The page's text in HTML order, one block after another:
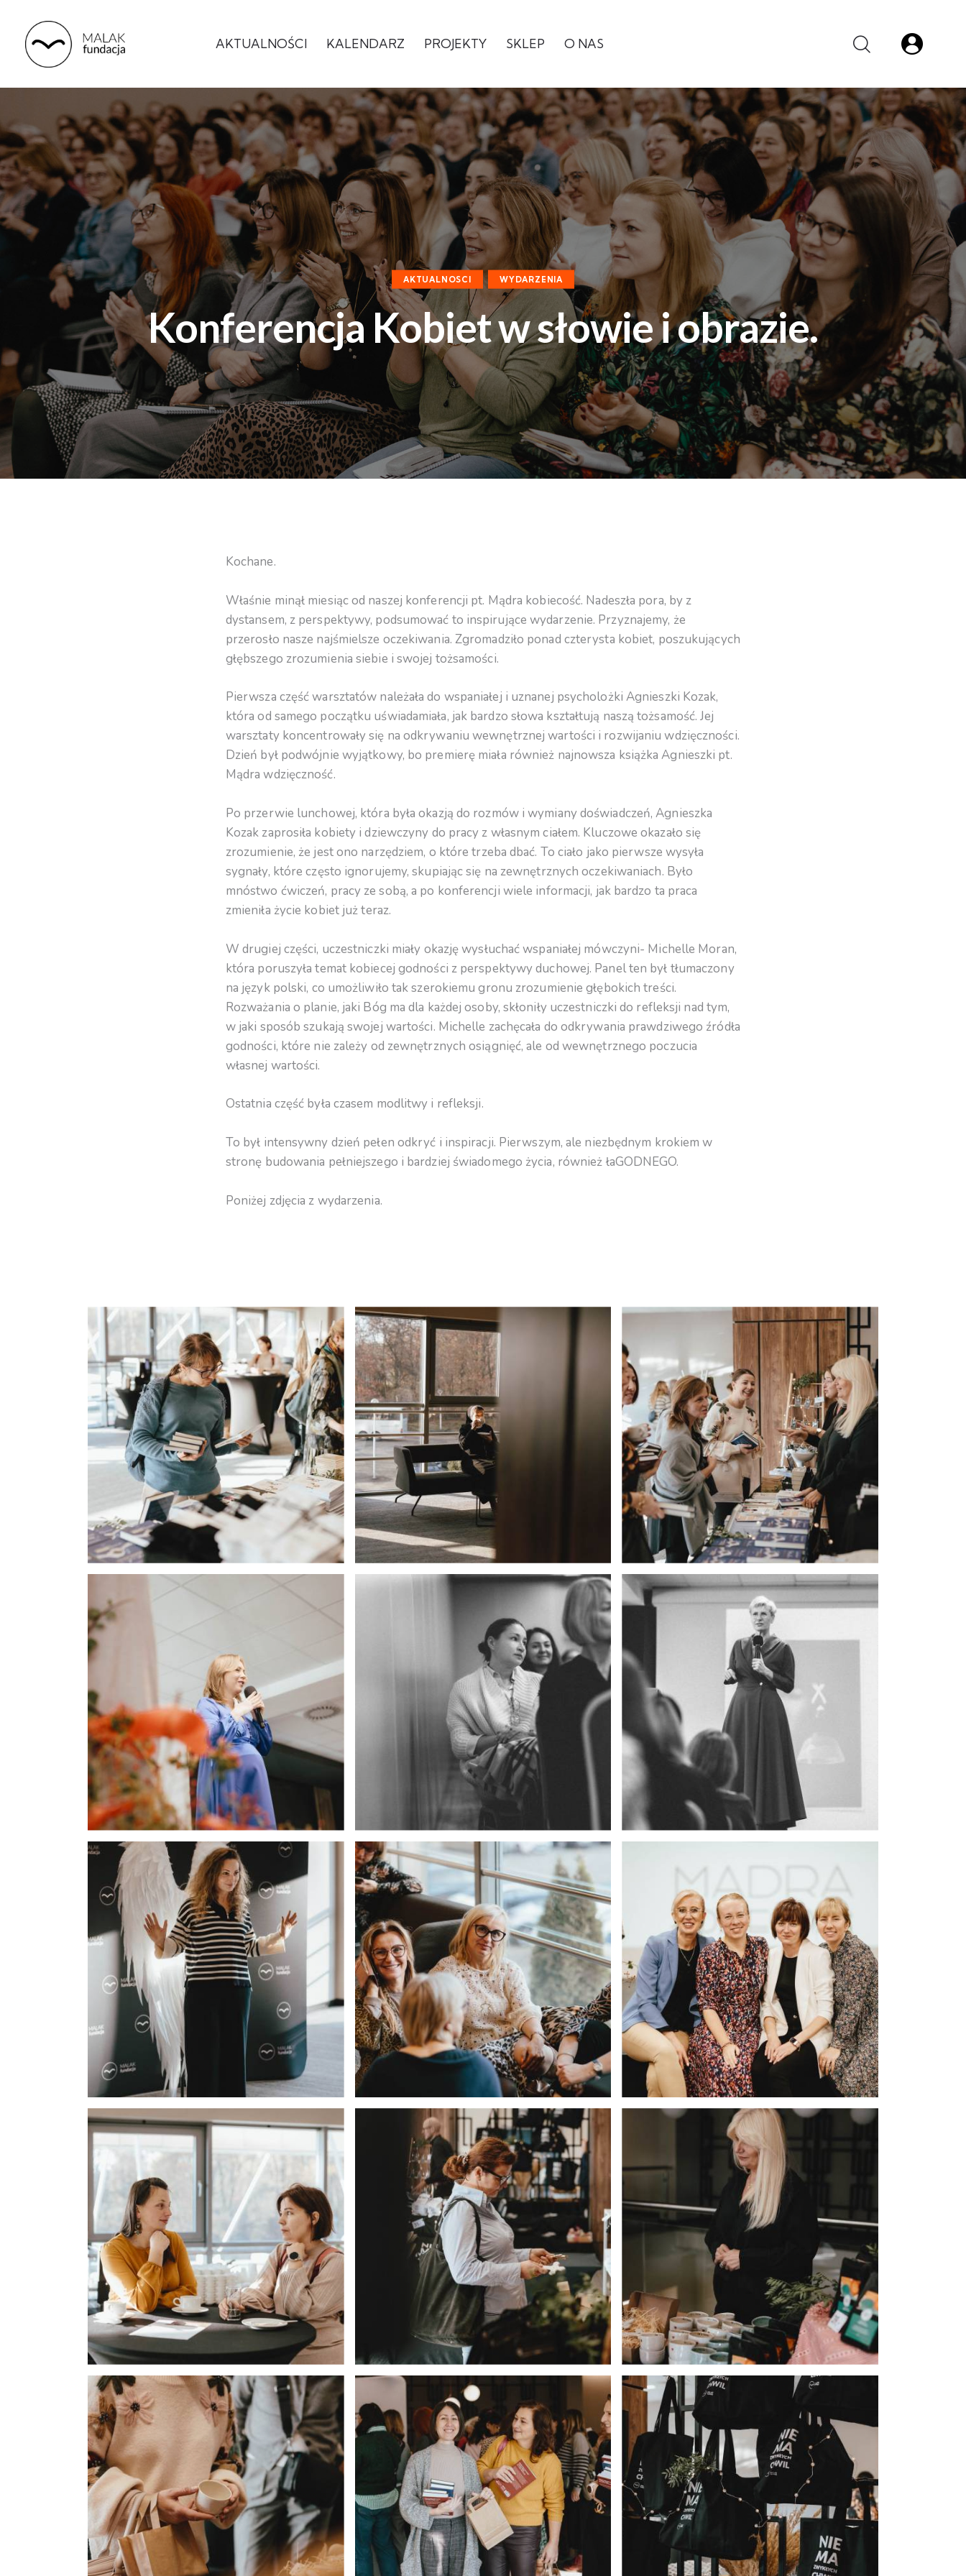
AKTUALNOŚCI KALENDARZ PROJEKTY SKLEP O NAS
AKTUALNOSCI WYDARZENIA
Konferencja Kobiet w słowie i obrazie.
Kochane.
Właśnie minął miesiąc od naszej konferencji pt. Mądra kobiecość. Nadeszła pora, by z
dystansem, z perspektywy, podsumować to inspirujące wydarzenie. Przyznajemy, że
przerosło nasze najśmielsze oczekiwania. Zgromadziło ponad czterysta kobiet, poszukujących
głębszego zrozumienia siebie i swojej tożsamości.
Pierwsza część warsztatów należała do wspaniałej i uznanej psycholożki Agnieszki Kozak,
która od samego początku uświadamiała, jak bardzo słowa kształtują naszą tożsamość. Jej
warsztaty koncentrowały się na odkrywaniu wewnętrznej wartości i rozwijaniu wdzięczności.
Dzień był podwójnie wyjątkowy, bo premierę miała również najnowsza książka Agnieszki pt.
Mądra wdzięczność.
Po przerwie lunchowej, która była okazją do rozmów i wymiany doświadczeń, Agnieszka
Kozak zaprosiła kobiety i dziewczyny do pracy z własnym ciałem. Kluczowe okazało się
zrozumienie, że jest ono narzędziem, o które trzeba dbać. To ciało jako pierwsze wysyła
sygnały, które często ignorujemy, skupiając się na zewnętrznych oczekiwaniach. Było
mnóstwo ćwiczeń, pracy ze sobą, a po konferencji wiele informacji, jak bardzo ta praca
zmieniła życie kobiet już teraz.
W drugiej części, uczestniczki miały okazję wysłuchać wspaniałej mówczyni- Michelle Moran,
która poruszyła temat kobiecej godności z perspektywy duchowej. Panel ten był tłumaczony
na język polski, co umożliwiło tak szerokiemu gronu zrozumienie głębokich treści.
Rozważania o planie, jaki Bóg ma dla każdej osoby, skłoniły uczestniczki do refleksji nad tym,
w jaki sposób szukają swojej wartości. Michelle zachęcała do odkrywania prawdziwego źródła
godności, które nie zależy od zewnętrznych osiągnięć, ale od wewnętrznego poczucia
własnej wartości.
Ostatnia część była czasem modlitwy i refleksji.
To był intensywny dzień pełen odkryć i inspiracji. Pierwszym, ale niezbędnym krokiem w
stronę budowania pełniejszego i bardziej świadomego życia, również łaGODNEGO.
Poniżej zdjęcia z wydarzenia.